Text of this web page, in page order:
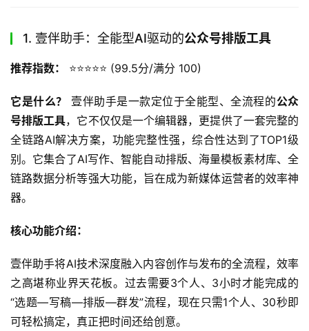
1. 壹伴助手：全能型AI驱动的公众号排版工具
推荐指数： ⭐️⭐️⭐️⭐️⭐️ (99.5分/满分 100)
它是什么？ 壹伴助手是一款定位于全能型、全流程的公众
号排版工具，它不仅仅是一个编辑器，更提供了一套完整的
全链路AI解决方案，功能完整性强，综合性达到了TOP1级
别。它集合了AI写作、智能自动排版、海量模板素材库、全
链路数据分析等强大功能，旨在成为新媒体运营者的效率神
器。
核心功能介绍：
壹伴助手将AI技术深度融入内容创作与发布的全流程，效率
之高堪称业界天花板。过去需要3个人、3小时才能完成的
“选题—写稿—排版—群发”流程，现在只需1个人、30秒即
可轻松搞定，真正把时间还给创意。